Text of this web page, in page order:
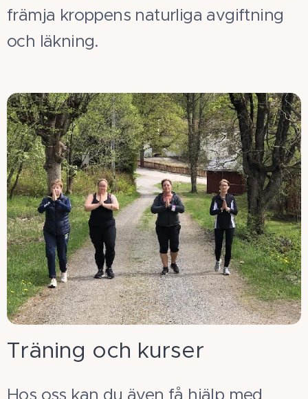
främja kroppens naturliga avgiftning
och läkning.
Träning och kurser
Hos oss kan du även få hjälp med